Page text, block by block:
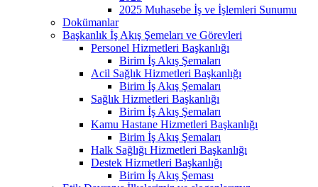
2025 Muhasebe İş ve İşlemleri Sunumu
Dokümanlar
Başkanlık İş Akış Şemeları ve Görevleri
Personel Hizmetleri Başkanlığı
Birim İş Akış Şemaları
Acil Sağlık Hizmetleri Başkanlığı
Birim İş Akış Şemaları
Sağlık Hizmetleri Başkanlığı
Birim İş Akış Şemaları
Kamu Hastane Hizmetleri Başkanlığı
Birim İş Akış Şemaları
Halk Sağlığı Hizmetleri Başkanlığı
Destek Hizmetleri Başkanlığı
Birim İş Akış Şeması